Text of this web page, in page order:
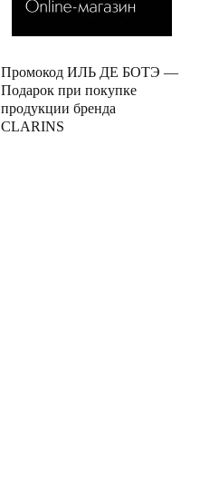
Промокод ИЛЬ ДЕ БОТЭ —
Подарок при покупке
продукции бренда
CLARINS